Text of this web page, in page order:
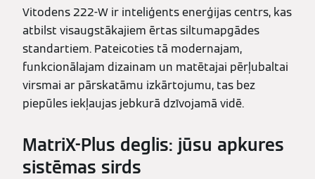
Vitodens 222-W ir inteliģents enerģijas centrs, kas
atbilst visaugstākajiem ērtas siltumapgādes
standartiem. Pateicoties tā modernajam,
funkcionālajam dizainam un matētajai pērļubaltai
virsmai ar pārskatāmu izkārtojumu, tas bez
piepūles iekļaujas jebkurā dzīvojamā vidē.
MatriX-Plus deglis: jūsu apkures
sistēmas sirds